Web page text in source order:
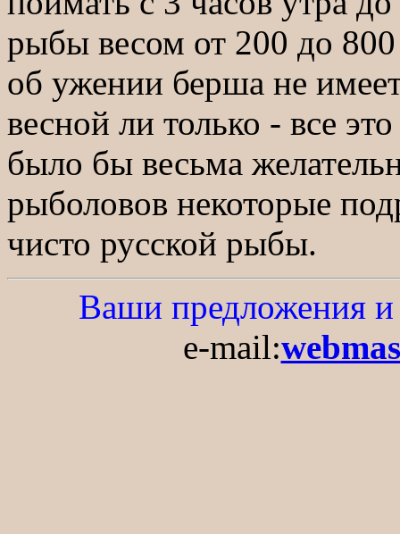
рыбы весом от 200 до
об ужении берша не
весной ли только - все
было бы весьма
рыболовов некоторые
чисто русской рыбы.
Ваши предложения и
e-mail: